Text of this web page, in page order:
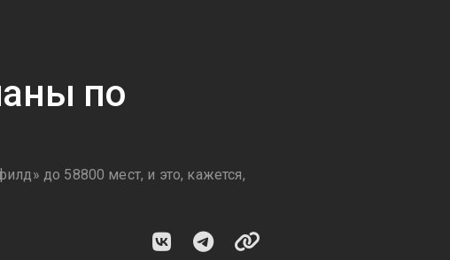
по
до 58800 мест, и это, кажется,